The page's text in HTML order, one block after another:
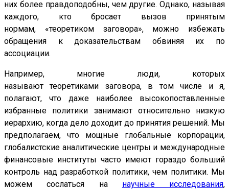
них более правдоподобны, чем другие. Однако, называя
каждого, кто бросает вызов принятым
нормам, «теоретиком заговора», можно избежать
обращения к доказательствам обвиняя их по
ассоциации.
Например, многие люди, которых
называют теоретиками заговора, в том числе и я,
полагают, что даже наиболее высокопоставленные
избранные политики занимают относительно низкую
иерархию, когда дело доходит до принятия решений. Мы
предполагаем, что мощные глобальные корпорации,
глобалистские аналитические центры и международные
финансовые институты часто имеют гораздо больший
контроль над разработкой политики, чем политики. Мы
можем сослаться на научные исследования,